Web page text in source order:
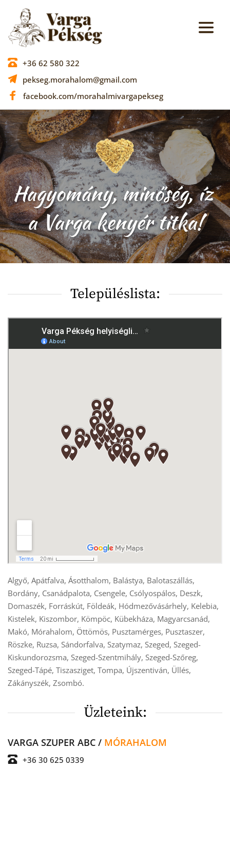
+36 62 580 322
pekseg.morahalom@gmail.com
facebook.com/morahalmivargapekseg
Hagyomány, minőség, íz
a Varga kenyér titka!
Településlista:
Algyő, Apátfalva, Ásotthalom, Balástya, Balotaszállás,
Bordány, Csanádpalota, Csengele, Csólyospálos, Deszk,
Domaszék, Forráskút, Földeák, Hódmezővásárhely, Kelebia,
Kistelek, Kiszombor, Kömpöc, Kübekháza, Magyarcsanád,
Makó, Mórahalom, Öttömös, Pusztamérges, Pusztaszer,
Röszke, Ruzsa, Sándorfalva, Szatymaz, Szeged, Szeged-
Kiskundorozsma, Szeged-Szentmihály, Szeged-Szőreg,
Szeged-Tápé, Tiszasziget, Tompa, Újszentiván, Üllés,
Zákányszék, Zsombó.
Üzleteink:
VARGA SZUPER ABC / MÓRAHALOM
+36 30 625 0339